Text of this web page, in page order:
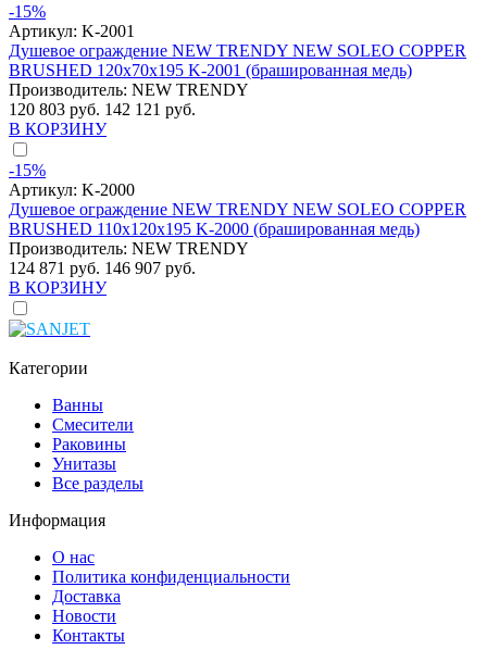
-15%
Артикул: K-2001
Душевое ограждение NEW TRENDY NEW SOLEO COPPER
BRUSHED 120x70x195 K-2001 (брашированная медь)
Производитель: NEW TRENDY
120 803 руб. 142 121 руб.
В КОРЗИНУ
-15%
Артикул: K-2000
Душевое ограждение NEW TRENDY NEW SOLEO COPPER
BRUSHED 110x120x195 K-2000 (брашированная медь)
Производитель: NEW TRENDY
124 871 руб. 146 907 руб.
В КОРЗИНУ
Категории
Ванны
Смесители
Раковины
Унитазы
Все разделы
Информация
О нас
Политика конфиденциальности
Доставка
Новости
Контакты